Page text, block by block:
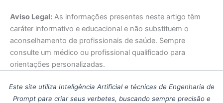
Aviso Legal: As informações presentes neste artigo têm
caráter informativo e educacional e não substituem o
aconselhamento de profissionais de saúde. Sempre
consulte um médico ou profissional qualificado para
orientações personalizadas.
Este site utiliza Inteligência Artificial e técnicas de Engenharia de
Prompt para criar seus verbetes, buscando sempre precisão e